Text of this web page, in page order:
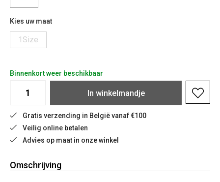
Kies uw maat
1Size
Binnenkort weer beschikbaar
In winkelmandje
Gratis verzending in België vanaf €100
Veilig online betalen
Advies op maat in onze winkel
Omschrijving